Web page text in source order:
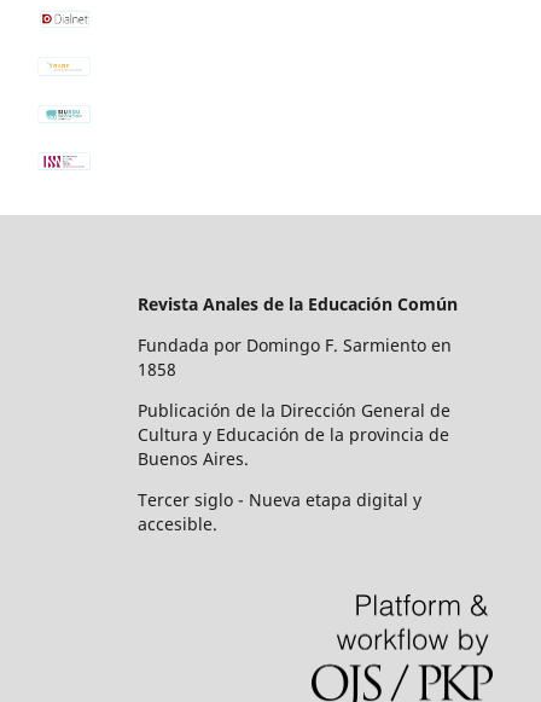
Revista Anales de la Educación Común
Fundada por Domingo F. Sarmiento en
1858
Publicación de la Dirección General de
Cultura y Educación de la provincia de
Buenos Aires.
Tercer siglo - Nueva etapa digital y
accesible.